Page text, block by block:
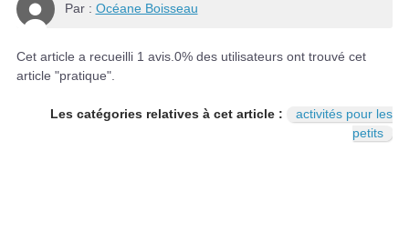
Par : Océane Boisseau
Cet article a recueilli 1 avis. 0% des utilisateurs ont trouvé cet
article "pratique".
Les catégories relatives à cet article :
activités pour les
petits